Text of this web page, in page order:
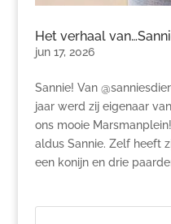
Het verhaal
jun 17, 2026
Sannie! Van
jaar werd zij eigenaar
ons mooie Marsmanplein!
aldus Sannie. Zelf heeft
een konijn en drie